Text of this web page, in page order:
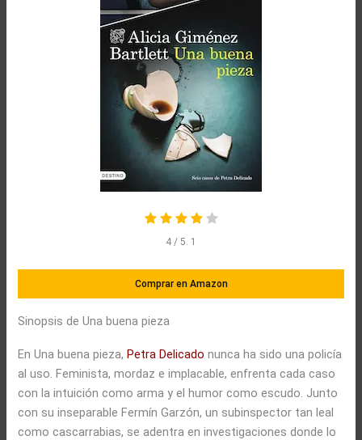
4 / 5. 1
Comprar en Amazon
Sinopsis de Una buena pieza
En Una buena pieza,Petra Delicado nunca ha sido una policía
al uso. Feminista, mordaz e implacable, enfrenta cada caso
con la intuición como arma y el humor como escudo. Junto
con su inseparable Fermín Garzón, un subinspector tan leal
como cascarrabias, se adentra en investigaciones donde lo